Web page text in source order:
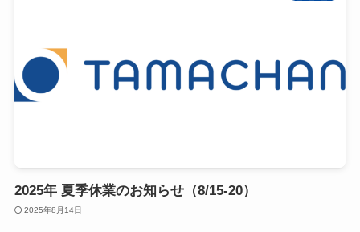
2025年 夏季休業のお知らせ（8/15-20）
2025年8月14日